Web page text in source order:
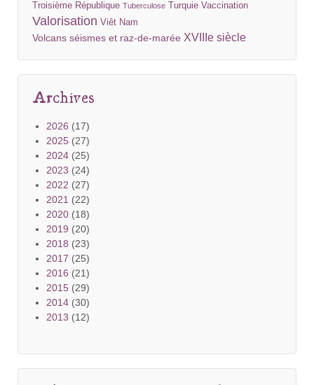
Troisième République Tuberculose Turquie Vaccination
Valorisation Viêt Nam
Volcans séismes et raz-de-marée XVIIIe siècle
Archives
2026 (17)
2025 (27)
2024 (25)
2023 (24)
2022 (27)
2021 (22)
2020 (18)
2019 (20)
2018 (23)
2017 (25)
2016 (21)
2015 (29)
2014 (30)
2013 (12)